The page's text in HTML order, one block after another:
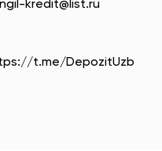
kredit@list.ru
t.me/DepozitUzb